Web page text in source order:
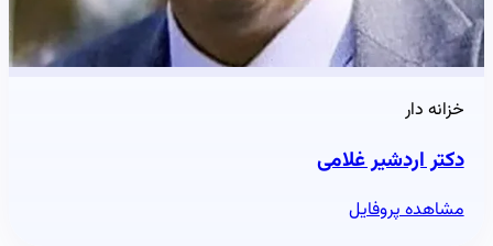
خزانه دار
دکتر اردشیر غلامی
مشاهده پروفایل